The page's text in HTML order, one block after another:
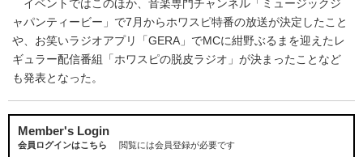
イベントではこのほか、音楽専門チャンネル「ミュージックジ
ャパンティービー」で7月からホワスピ特番の放送が決定したこと
や、お笑いラジオアプリ「GERA」でMCに紺野ぶるまを迎えたレ
ギュラー配信番組「ホワスピの脱皮ラジオ」が決まったことなど
も発表となった。
Member's Login
会員ログインはこちら 閲覧には会員登録が必要です